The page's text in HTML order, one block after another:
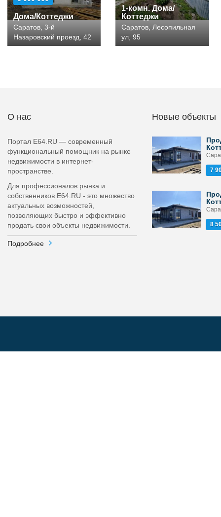
Дома/Коттеджи
Саратов, 3-й
Назаровский проезд, 42
1-комн. Дома/
Коттеджи
Саратов, Лесопильная
ул, 95
О нас
Портал E64.RU — современный
функциональный помощник на рынке
недвижимости в интернет-
пространстве.
Для профессионалов рынка и
собственников E64.RU - это множество
актуальных возможностей,
позволяющих быстро и эффективно
продать свои объекты недвижимости.
Подробнее
Новые объекты
7
8